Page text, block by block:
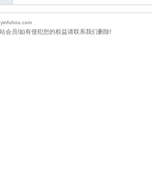
会员!如有侵犯您的权益请联系我们删除!